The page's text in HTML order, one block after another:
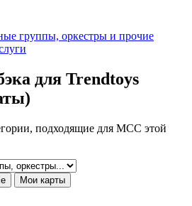
группы, оркестры и прочие
для Trendtoys
подходящие для MCC этой
Мои карты